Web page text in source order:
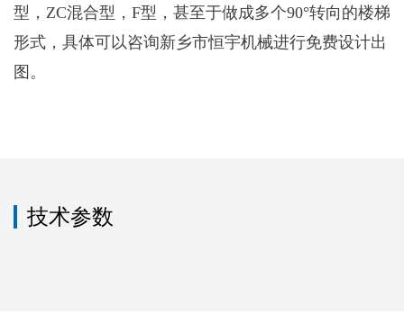
型，ZC混合型，F型，甚至于做成多个90°转向的楼梯
形式，具体可以咨询新乡市恒宇机械进行免费设计出
图。
技术参数